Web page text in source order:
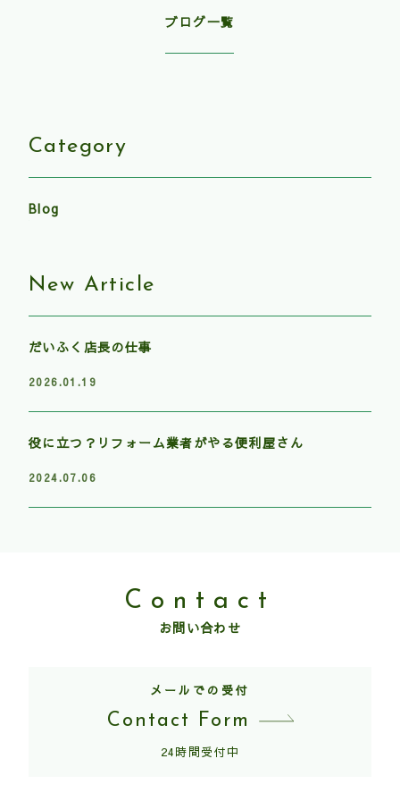
ブログ一覧
Category
Blog
New Article
だいふく店長の仕事
2026.01.19
役に立つ？リフォーム業者がやる便利屋さん
2024.07.06
Contact
お問い合わせ
メールでの受付
Contact Form
24時間受付中